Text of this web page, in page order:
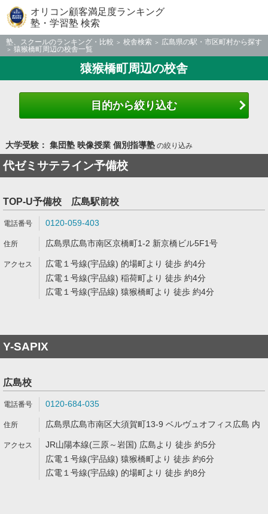
オリコン顧客満足度ランキング
塾・学習塾 検索
塾、スクールのランキング・比較 校舎検索
広島県の駅・市区町村から探す
猿猴橋町周辺の校舎一覧
猿猴橋町周辺の校舎
目的から絞り込む
大学受験： 集団塾 映像授業 個別指導塾の絞り込み
代ゼミサテライン予備校
TOP-U予備校 広島駅前校
0120-059-403
広島県広島市南区京橋町1-2 新京橋ビル5F1号
広電１号線(宇品線) 的場町より 徒歩 約4分
広電１号線(宇品線) 稲荷町より 徒歩 約4分
広電１号線(宇品線) 猿猴橋町より 徒歩 約4分
Y-SAPIX
広島校
0120-684-035
広島県広島市南区大須賀町13-9 ベルヴュオフィス広島 内
JR山陽本線(三原～岩国) 広島より 徒歩 約5分
広電１号線(宇品線) 猿猴橋町より 徒歩 約6分
広電１号線(宇品線) 的場町より 徒歩 約8分